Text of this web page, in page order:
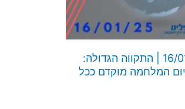
סקירה שבועית 16/01/2025 | התקווה הגדולה:
המלחמה מוקדם ככל